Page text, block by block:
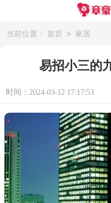
当前位置： 首页 > 家居
易招小三的
时间：2024-03-12 17:17:53